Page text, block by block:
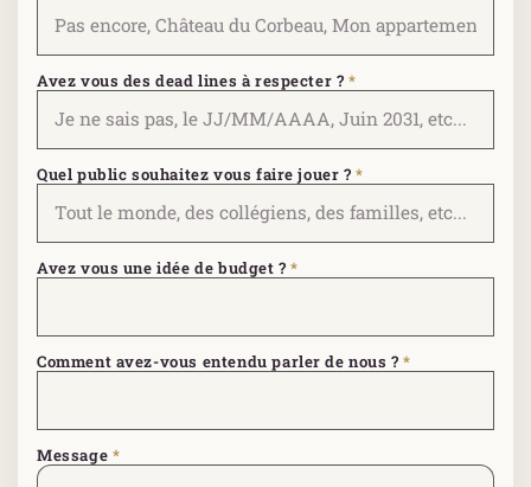
Avez vous des dead lines à respecter ?*
Quel public souhaitez vous faire jouer ?*
Avez vous une idée de budget ?*
Comment avez-vous entendu parler de nous ?*
Message *